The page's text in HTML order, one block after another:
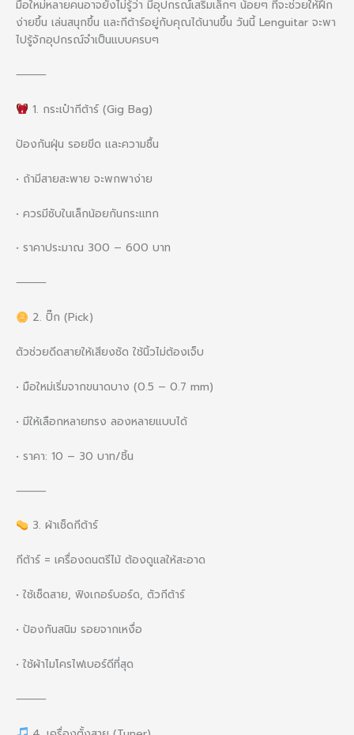
มือใหม่หลายคนอาจยังไม่รู้ว่า มีอุปกรณ์เสริมเล็กๆ น้อยๆ ที่จะช่วยให้ฝึก
ง่ายขึ้น เล่นสนุกขึ้น และกีต้าร์อยู่กับคุณได้นานขึ้น วันนี้ Lenguitar จะพา
ไปรู้จักอุปกรณ์จำเป็นแบบครบๆ
⸻
1. กระเป๋ากีต้าร์ (Gig Bag)
ป้องกันฝุ่น รอยขีด และความชื้น
• ถ้ามีสายสะพาย จะพกพาง่าย
• ควรมีซับในเล็กน้อยกันกระแทก
• ราคาประมาณ 300 – 600 บาท
⸻
2. ปิ๊ก (Pick)
ตัวช่วยดีดสายให้เสียงชัด ใช้นิ้วไม่ต้องเจ็บ
• มือใหม่เริ่มจากขนาดบาง (0.5 – 0.7 mm)
• มีให้เลือกหลายทรง ลองหลายแบบได้
• ราคา: 10 – 30 บาท/ชิ้น
⸻
3. ผ้าเช็ดกีต้าร์
กีต้าร์ = เครื่องดนตรีไม้ ต้องดูแลให้สะอาด
• ใช้เช็ดสาย, ฟิงเกอร์บอร์ด, ตัวกีต้าร์
• ป้องกันสนิม รอยจากเหงื่อ
• ใช้ผ้าไมโครไฟเบอร์ดีที่สุด
⸻